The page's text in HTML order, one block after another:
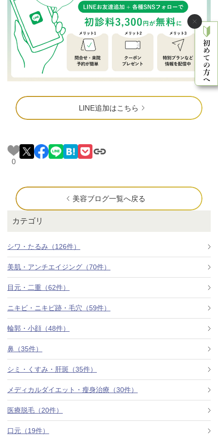
カテゴリ
シワ・たるみ（126件）
美肌・アンチエイジング（70件）
目元・二重（62件）
ニキビ・ニキビ跡・毛穴（59件）
輪郭・小顔（48件）
鼻（35件）
シミ・くすみ・肝斑（35件）
メディカルダイエット・瘦身治療（30件）
医療脱毛（20件）
口元（19件）
LINE追加はこちら
0
美容ブログ一覧へ戻る